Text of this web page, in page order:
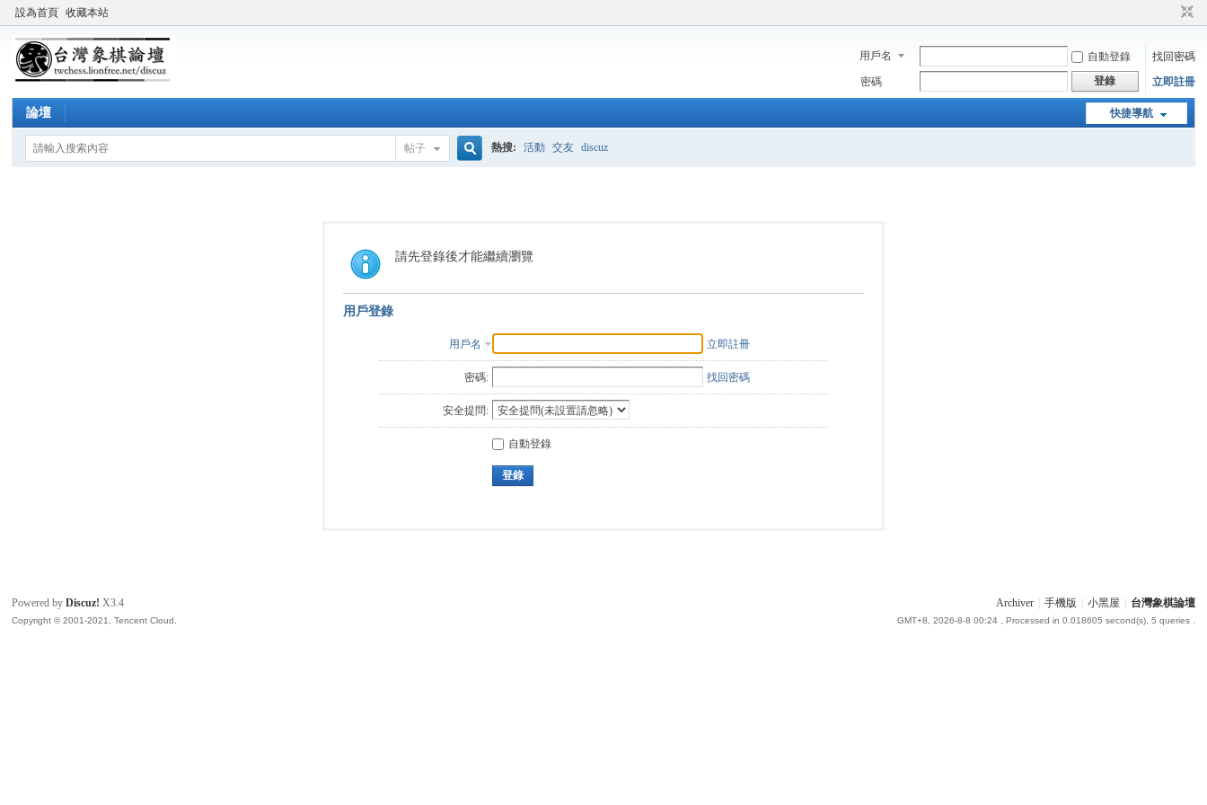
設為首頁 收藏本站
用戶名 自動登錄
找回密碼
密碼
登錄 立即註冊
快捷導航
論壇
帖子
索
熱搜: 活動 交友 discuz
請先登錄後才能繼續瀏覽
用戶登錄
用戶名 立即註冊
密碼: 找回密碼
安全提問:
自動登錄
登錄
Archiver 手機版 小黑屋 台灣象棋論壇
GMT+8, 2026-8-8 00:24, Processed in 0.018605 second(s), 5 queries .
Powered byDiscuz! X3.4
Copyright © 2001-2021, Tencent Cloud.